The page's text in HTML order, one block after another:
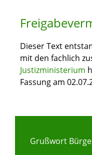
Dieser Text
mit den fachlich
Justizministerium
Fassung am
Grußwort